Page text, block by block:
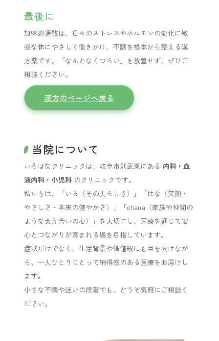
最後に
加味逍遥散は、日々のストレスやホルモンの変化に敏
感な体にやさしく働きかけ、不調を根本から整える漢
方薬です。「なんとなくつらい」を放置せず、ぜひご
相談ください。
漢方のページへ戻る
当院について
いろはなクリニックは、岐阜市則武東にある 内科・血
液内科・小児科 のクリニックです。
私たちは、「いろ（その人らしさ）」「はな（笑顔・
やさしさ・本来の健やかさ）」「ohana（家族や仲間の
ような支え合いの心）」を大切にし、医療を通じて安
心とつながりが育まれる場を目指しています。
症状だけでなく、生活背景や価値観にも目を向けなが
ら、一人ひとりにとって納得感のある医療をお届けし
ます。
小さな不調や迷いの段階でも、どうぞ気軽にご相談く
ださい。